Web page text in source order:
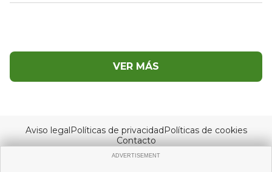
VER MÁS
Aviso legalPolíticas de privacidadPolíticas de cookies
Contacto